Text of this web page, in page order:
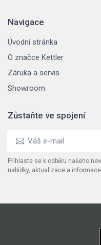
Navigace
Úvodní stránka
O značce Kettler
Záruka a servis
Showroom
Zůstaňte ve spojení
Přihlaste se k odběru našeho
nabídky, aktualizace a